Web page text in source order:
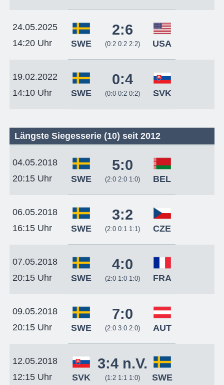
24.05.2025
14:20 Uhr
SWE
2:6
(0:2 0:2 2:2) USA
19.02.2022
14:10 Uhr
SWE
0:4
(0:0 0:2 0:2) SVK
Längste Siegesserie (10) seit 2012
04.05.2018
20:15 Uhr
SWE
5:0
(2:0 2:0 1:0) BEL
06.05.2018
16:15 Uhr
SWE
3:2
(2:0 0:1 1:1) CZE
07.05.2018
20:15 Uhr
SWE
4:0
(2:0 1:0 1:0) FRA
09.05.2018
20:15 Uhr
SWE
7:0
(2:0 3:0 2:0) AUT
12.05.2018
12:15 Uhr
SVK
3:4 n.V.
(1:2 1:1 1:0) SWE